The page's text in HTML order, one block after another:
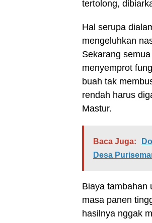
tertolong,
Hal serupa
mengeluhkan
Sekarang
menyemprot
buah tak
rendah harus
Mastur.
Baca Juga:
Desa
Biaya tambahan
masa panen
hasilnya nggak